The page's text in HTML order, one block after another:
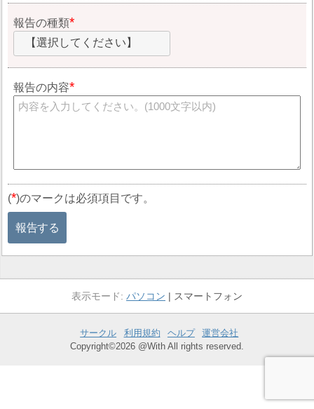
報告の種類
【選択してください】
報告の内容
(*)のマークは必須項目です。
報告する
パソコン スマートフォン
サークル 利用規約 ヘルプ
運営会社
Copyright©2026 @With All rights reserved.